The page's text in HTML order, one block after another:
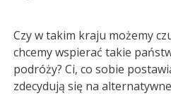
Czy w takim kraju możemy
chcemy wspierać takie
podróży? Ci, co sobie
zdecydują się na